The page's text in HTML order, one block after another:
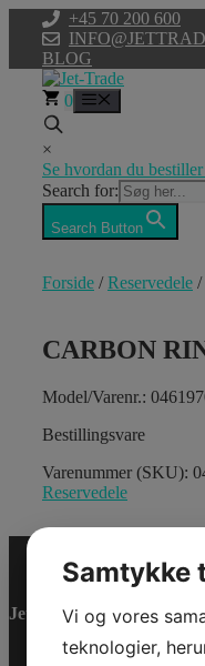
indhold
+45 70 200 600
BLOG
0
×
Se hvordan du
Search for:
Search Button
Forside /Reservedele /
CARBON
Model/Varenr.:
Bestillingsvare
Varenummer (SKU):
Reservedele
Jet-Trade Powersport
Samtykke
Vi og vores
teknologier,